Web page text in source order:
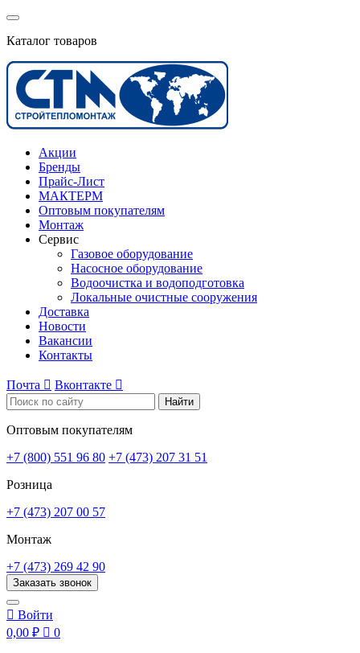
Каталог товаров
Акции
Бренды
Прайс-Лист
МАКТЕРМ
Оптовым покупателям
Монтаж
Сервис
Газовое оборудование
Насосное оборудование
Водоочистка и водоподготовка
Локальные очистные сооружения
Доставка
Новости
Вакансии
Контакты
Почта  Вконтакте 
Найти
Оптовым покупателям
+7 (800) 551 96 80 +7 (473) 207 31 51
Розница
+7 (473) 207 00 57
Монтаж
+7 (473) 269 42 90
Заказать звонок
 Войти
0,00 ₽  0